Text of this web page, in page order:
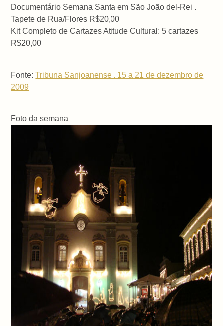
Documentário Semana Santa em São João del-Rei .
Tapete de Rua/Flores R$20,00
Kit Completo de Cartazes Atitude Cultural: 5 cartazes
R$20,00
Fonte:Tribuna Sanjoanense . 15 a 21 de dezembro de
2009
Foto da semana